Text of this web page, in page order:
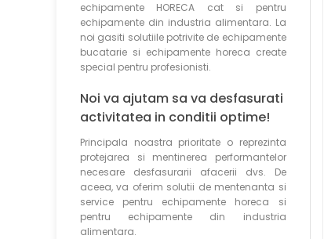
echipamente HORECA cat si pentru
echipamente din industria alimentara. La
noi gasiti solutiile potrivite de echipamente
bucatarie si echipamente horeca create
special pentru profesionisti.
Noi va ajutam sa va desfasurati
activitatea in conditii optime!
Principala noastra prioritate o reprezinta
protejarea si mentinerea performantelor
necesare desfasurarii afacerii dvs. De
aceea, va oferim solutii de mentenanta si
service pentru echipamente horeca si
pentru echipamente din industria
alimentara.